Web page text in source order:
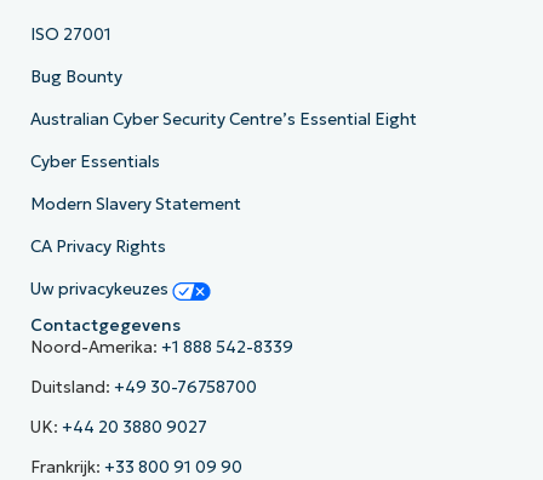
ISO 27001
Bug Bounty
Australian Cyber Security Centre’s Essential Eight
Cyber Essentials
Modern Slavery Statement
CA Privacy Rights
Uw privacykeuzes
Contactgegevens
Noord-Amerika: +1 888 542-8339
Duitsland: +49 30-76758700
UK: +44 20 3880 9027
Frankrijk: +33 800 91 09 90